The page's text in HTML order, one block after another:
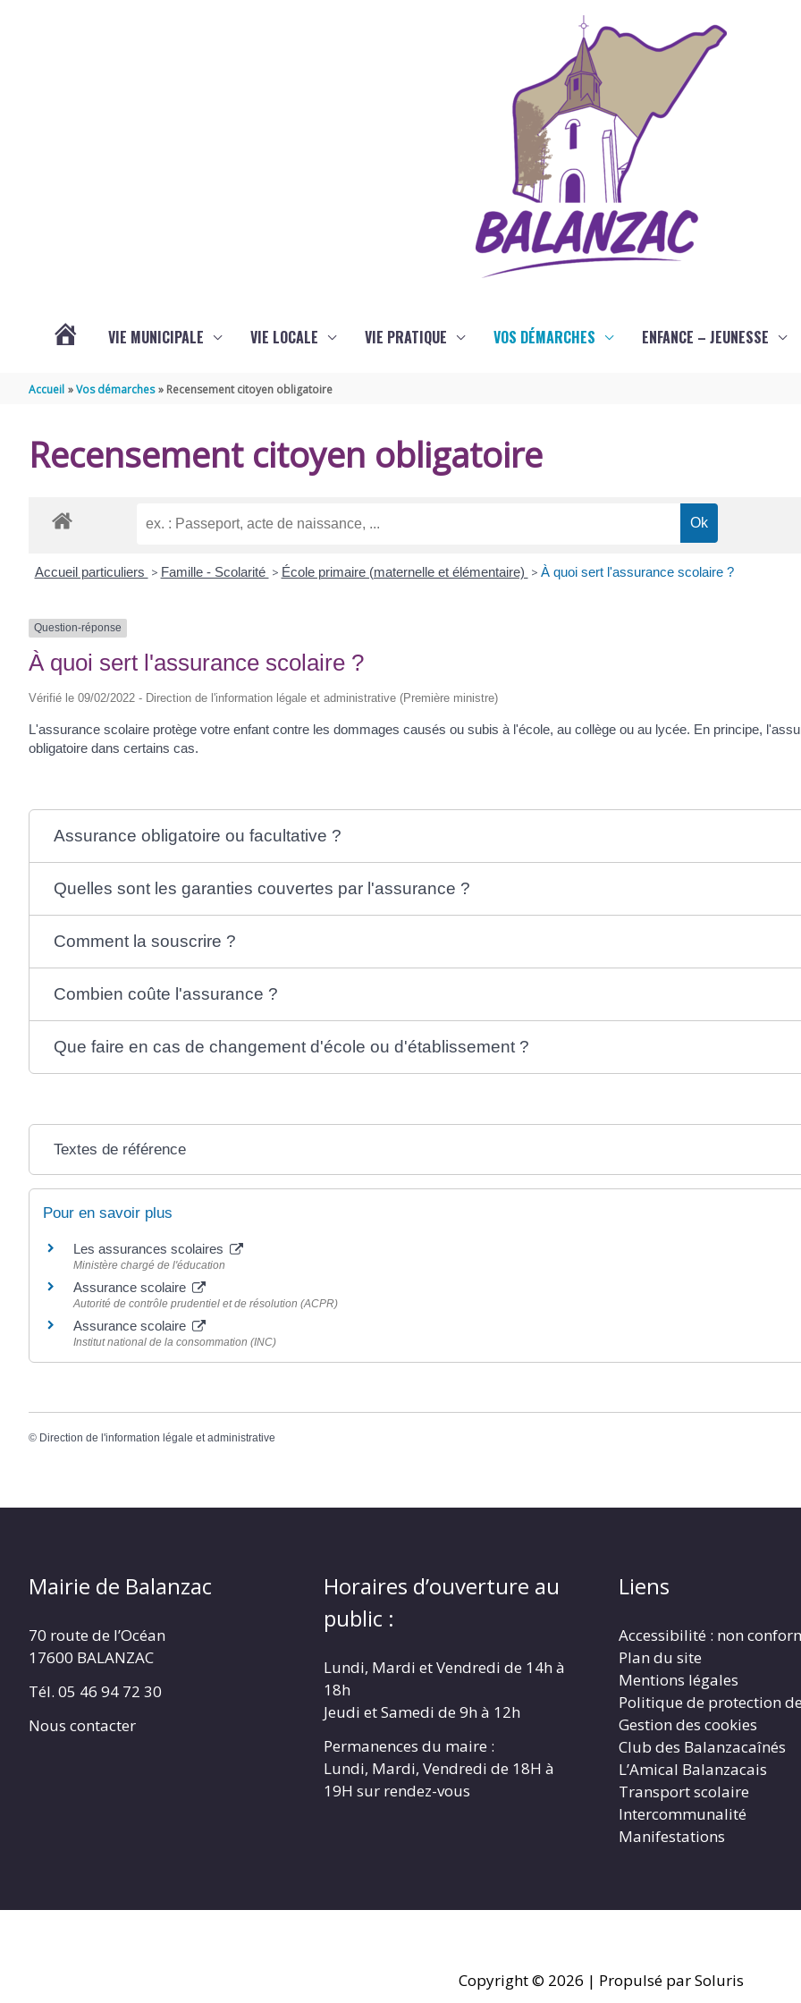
VIE MUNICIPALE VIE LOCALE VIE PRATIQUE VOS DÉMARCHES ENFANCE – JEUNESSE
Accueil Vos démarches Recensement citoyen obligatoire
Recensement citoyen obligatoire
Accueil particuliers > Famille - Scolarité > École primaire (maternelle et élémentaire) > À quoi sert l'assurance scolaire ?
Question-réponse
À quoi sert l'assurance scolaire ?
Vérifié le 09/02/2022 - Direction de l'information légale et administrative (Première ministre)
L'assurance scolaire protège votre enfant contre les dommages causés ou subis à l'école, au collège ou au lycée. En principe,
obligatoire dans certains cas.
Assurance obligatoire ou facultative ?
Quelles sont les garanties couvertes par l'assurance ?
Comment la souscrire ?
Combien coûte l'assurance ?
Que faire en cas de changement d'école ou d'établissement ?
Textes de référence
Pour en savoir plus
Les assurances scolaires
Ministère chargé de l'éducation
Assurance scolaire
Autorité de contrôle prudentiel et de résolution (ACPR)
Assurance scolaire
Institut national de la consommation (INC)
© Direction de l'information légale et administrative
Mairie de Balanzac
70 route de l’Océan
17600 BALANZAC
Tél. 05 46 94 72 30
Nous contacter
Horaires d’ouverture au
public :
Lundi, Mardi et Vendredi de 14h à
18h
Jeudi et Samedi de 9h à 12h
Permanences du maire :
Lundi, Mardi, Vendredi de 18H à
19H sur rendez-vous
Liens
Accessibilité : non
Plan du site
Mentions légales
Politique de protection
Gestion des cookies
Club des Balanzacaînés
L’Amical Balanzacais
Transport scolaire
Intercommunalité
Manifestations
Copyright © 2026 | Propulsé par Soluris